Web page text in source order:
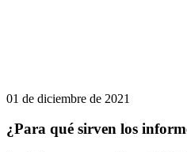
01 de diciembre de 2021
¿Para qué sirven los